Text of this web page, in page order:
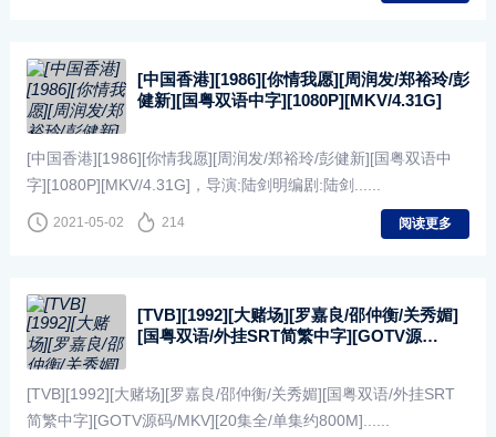
[中国香港][1986][你情我愿][周润发/郑裕玲/彭
健新][国粤双语中字][1080P][MKV/4.31G]
[中国香港][1986][你情我愿][周润发/郑裕玲/彭健新][国粤双语中
字][1080P][MKV/4.31G]，导演:陆剑明编剧:陆剑......
2021-05-02 214 阅读更多
[TVB][1992][大赌场][罗嘉良/邵仲衡/关秀媚]
[国粤双语/外挂SRT简繁中字][GOTV源
[TVB][1992][大赌场][罗嘉良/邵仲衡/关秀媚][国粤双语/外挂SRT
简繁中字][GOTV源码/MKV][20集全/单集约800M]......